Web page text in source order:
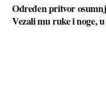
Određen pritvor
Vezali mu ruke i noge,